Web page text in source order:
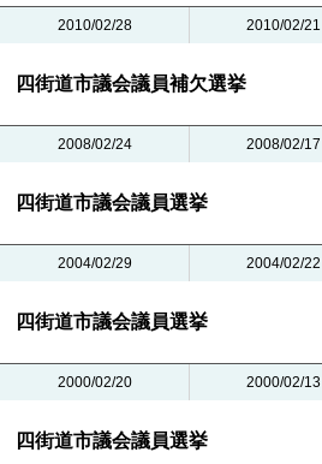
2010/02/28 2010/02/21
四街道市議会議員補欠選挙
2008/02/24 2008/02/17
四街道市議会議員選挙
2004/02/29 2004/02/22
四街道市議会議員選挙
2000/02/20 2000/02/13
四街道市議会議員選挙